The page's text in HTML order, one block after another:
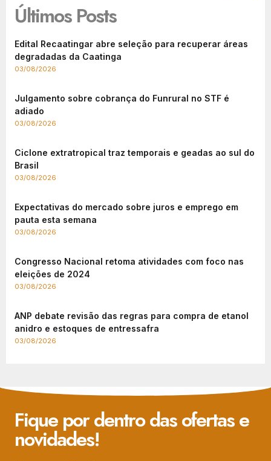
Últimos Posts
Edital Recaatingar abre seleção para recuperar áreas
degradadas da Caatinga
03/08/2026
Julgamento sobre cobrança do Funrural no STF é
adiado
03/08/2026
Ciclone extratropical traz temporais e geadas ao sul do
Brasil
03/08/2026
Expectativas do mercado sobre juros e emprego em
pauta esta semana
03/08/2026
Congresso Nacional retoma atividades com foco nas
eleições de 2024
03/08/2026
ANP debate revisão das regras para compra de etanol
anidro e estoques de entressafra
03/08/2026
Fique por dentro das ofertas e
novidades!